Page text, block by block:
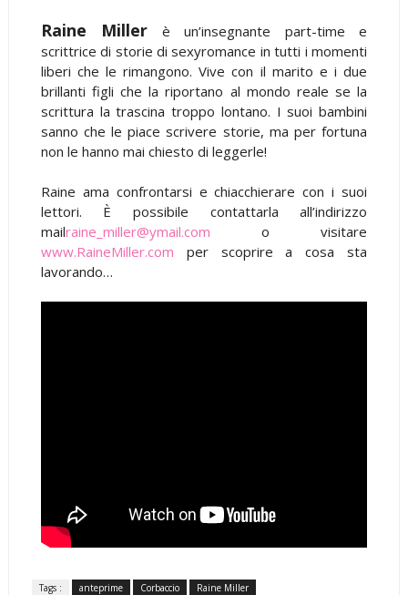
Raine Miller è un’insegnante part-time e
scrittrice di storie di sexyromance in tutti i momenti
liberi che le rimangono. Vive con il marito e i due
brillanti figli che la riportano al mondo reale se la
scrittura la trascina troppo lontano. I suoi bambini
sanno che le piace scrivere storie, ma per fortuna
non le hanno mai chiesto di leggerle!
Raine ama confrontarsi e chiacchierare con i suoi
lettori. È possibile contattarla all’indirizzo
mailraine_miller@ymail.com o visitare
www.RaineMiller.com per scoprire a cosa sta
lavorando…
Tags : anteprime Corbaccio Raine Miller